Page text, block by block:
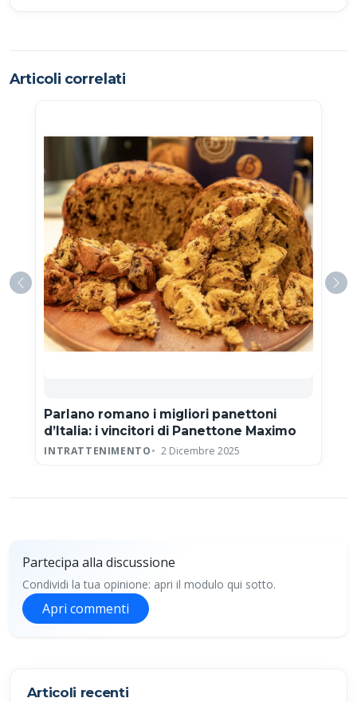
Articoli correlati
Parlano romano i migliori panettoni
d’Italia: i vincitori di Panettone Maximo
INTRATTENIMENTO 2 Dicembre 2025
Partecipa alla discussione
Condividi la tua opinione: apri il modulo qui sotto.
Apri commenti
Articoli recenti